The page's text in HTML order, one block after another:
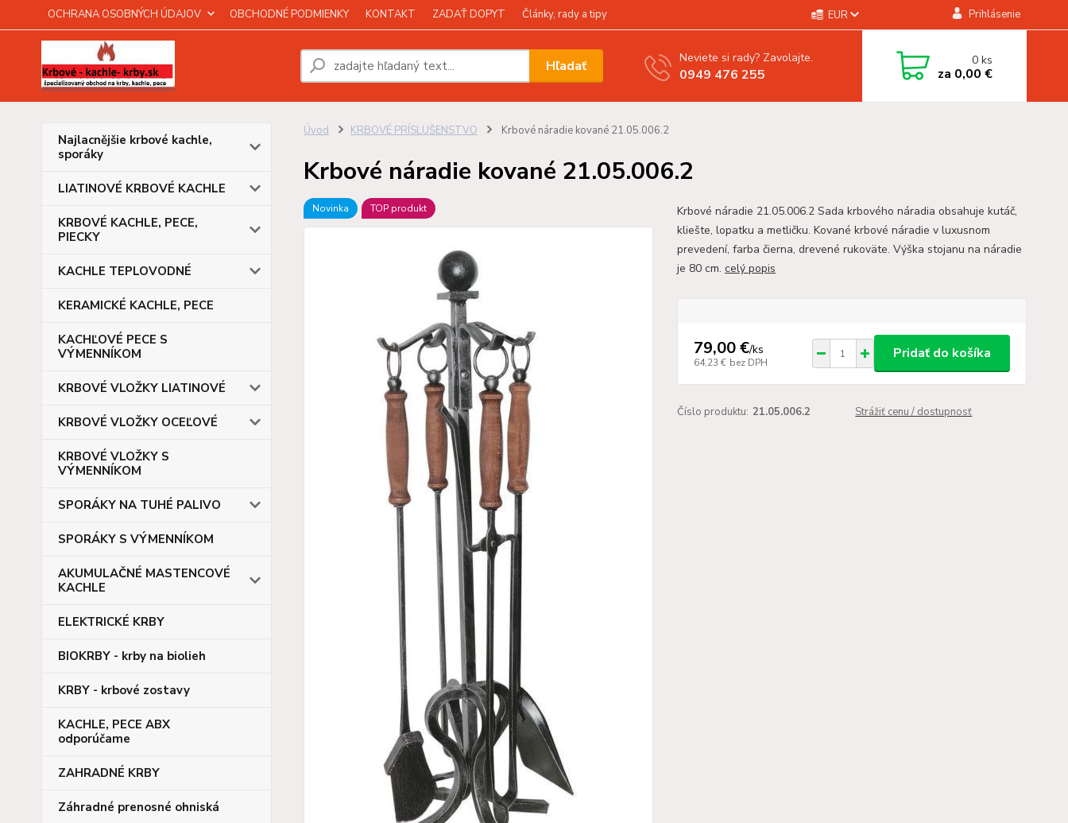
OCHRANA OSOBNÝCH ÚDAJOV OBCHODNÉ PODMIENKY KONTAKT ZADAŤ DOPYT Články, rady a tipy EUR Prihlásenie
Hľadať Neviete si rady? Zavolajte.
0949 476 255
0ks
za 0,00 €
Najlacnějšie krbové kachle,
sporáky
LIATINOVÉ KRBOVÉ KACHLE
KRBOVÉ KACHLE, PECE,
PIECKY
KACHLE TEPLOVODNÉ
KERAMICKÉ KACHLE, PECE
KACHĽOVÉ PECE S
VÝMENNÍKOM
KRBOVÉ VLOŽKY LIATINOVÉ
KRBOVÉ VLOŽKY OCEĽOVÉ
KRBOVÉ VLOŽKY S
VÝMENNÍKOM
SPORÁKY NA TUHÉ PALIVO
SPORÁKY S VÝMENNÍKOM
AKUMULAČNÉ MASTENCOVÉ
KACHLE
ELEKTRICKÉ KRBY
BIOKRBY - krby na biolieh
KRBY - krbové zostavy
KACHLE, PECE ABX
odporúčame
ZAHRADNÉ KRBY
Záhradné prenosné ohniská
Úvod KRBOVÉ PRÍSLUŠENSTVO Krbové náradie kované 21.05.006.2
Krbové náradie kované 21.05.006.2
Novinka TOP produkt
Krbové náradie 21.05.006.2 Sada krbového náradia obsahuje kutáč,
kliešte, lopatku a metličku. Kované krbové náradie v luxusnom
prevedení, farba čierna, drevené rukoväte. Výška stojanu na náradie
je 80 cm. celý popis
79,00 €/ks
64,23 € bez DPH
Pridať do košíka
Číslo produktu: 21.05.006.2 Strážiť cenu / dostupnosť